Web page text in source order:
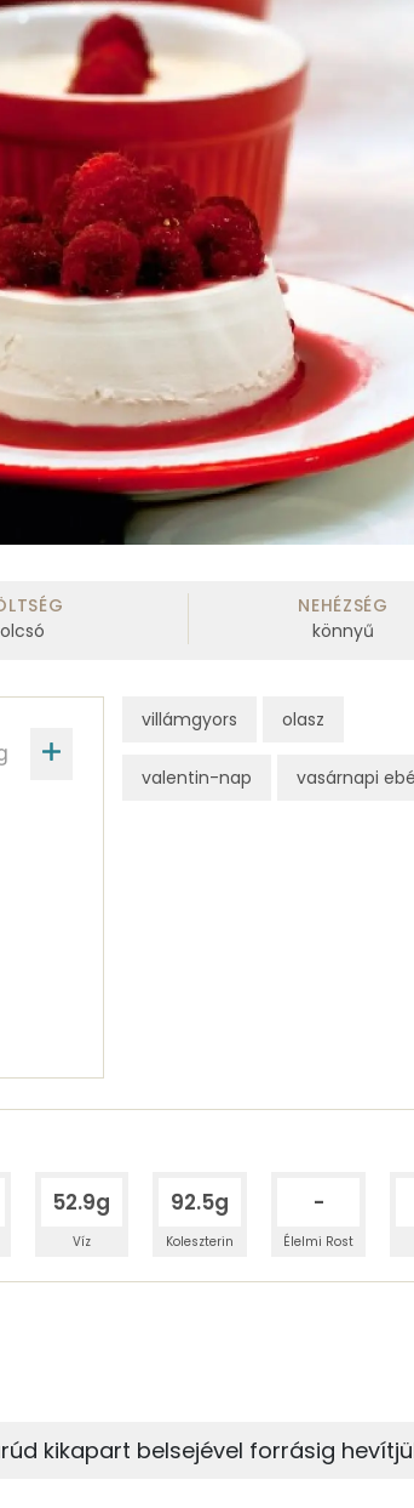
olcsó
NEHÉZSÉG
könnyű
villámgyors olasz
valentin-nap vasárnapi
52.9g
Víz
92.5g
Koleszterin
-
Élelmi Rost
kikapart belsejével forrásig